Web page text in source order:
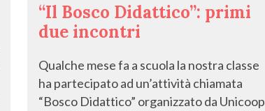
“Il Bosco Didattico”: primi
due incontri
Qualche mese fa a scuola la nostra classe
ha partecipato ad un’attività chiamata
“Bosco Didattico” organizzato da Unicoop